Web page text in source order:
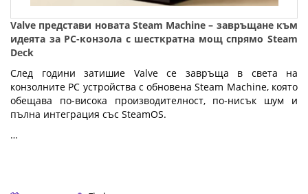
Valve представи новата Steam Machine – завръщане към
идеята за PC-конзола с шесткратна мощ спрямо Steam
Deck
След години затишие Valve се завръща в света на
конзолните PC устройства с обновена Steam Machine, която
обещава по-висока производителност, по-нисък шум и
пълна интеграция със SteamOS.
…